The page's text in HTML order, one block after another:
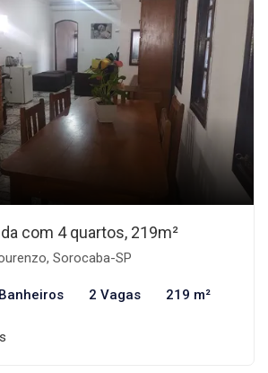
com 4 quartos, 219m²
Sorocaba-SP
2 Vagas 219 m²